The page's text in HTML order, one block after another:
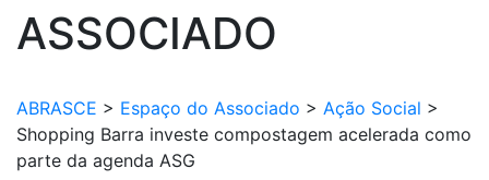
ASSOCIADO
ABRASCE > Espaço do Associado > Ação Social >
Shopping Barra investe compostagem acelerada como
parte da agenda ASG